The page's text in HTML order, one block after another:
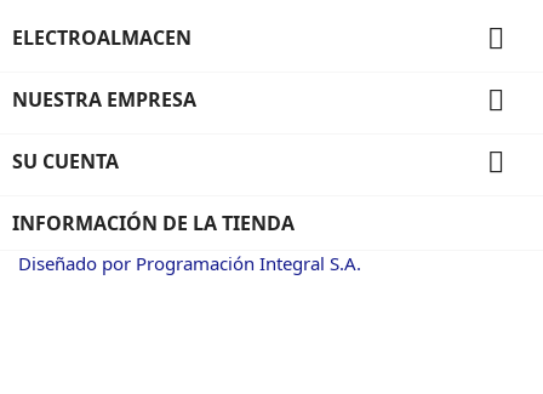
ELECTROALMACEN 
NUESTRA EMPRESA 
SU CUENTA 
INFORMACIÓN DE LA TIENDA
Diseñado por Programación Integral S.A.